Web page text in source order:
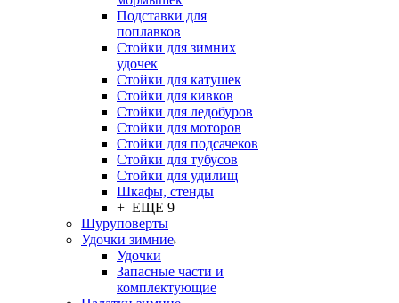
Подставки для
поплавков
Стойки для зимних
удочек
Стойки для катушек
Стойки для кивков
Стойки для ледобуров
Стойки для моторов
Стойки для подсачеков
Стойки для тубусов
Стойки для удилищ
Шкафы, стенды
+ ЕЩЕ 9
Шуруповерты
Удочки зимние
Удочки
Запасные части и
комплектующие